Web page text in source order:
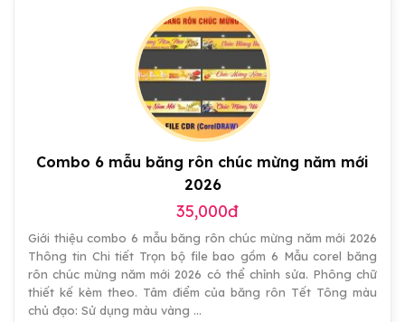
tranh
cổ
động
đẹp
hợp
Dots
miễn
chuyên
nghiệp
có
hiệu
ứng
đẹp
Combo 6 mẫu băng rôn chúc mừng năm mới
2026
35,000đ
Giới thiệu combo 6 mẫu băng rôn chúc mừng năm mới 2026
Thông tin Chi tiết Trọn bộ file bao gồm 6 Mẫu corel băng
rôn chúc mừng năm mới 2026 có thể chỉnh sửa. Phông chữ
thiết kế kèm theo. Tâm điểm của băng rôn Tết Tông màu
chủ đạo: Sử dụng màu vàng …